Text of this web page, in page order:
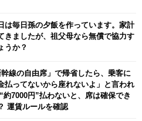
は毎日孫の夕飯を作っています。家計
きましたが、祖父母なら無償で協力す
うか？
線の自由席」で帰省したら、乗客に
払ってないから座れないよ」と言われ
約7000円”払わないと、席は確保でき
運賃ルールを確認